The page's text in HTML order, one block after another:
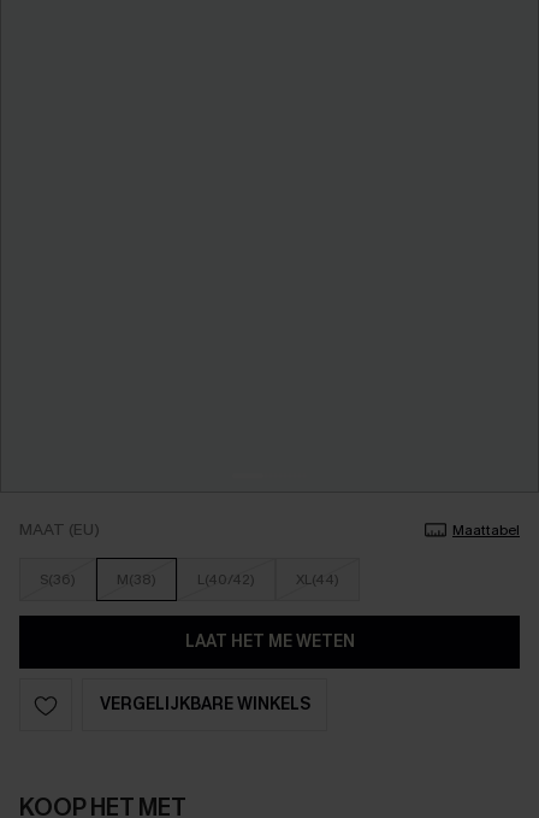
MAAT (EU) Maattabel
S(36) M(38) L(40/42) XL(44)
LAAT HET ME WETEN
VERGELIJKBARE WINKELS
KOOP HET MET